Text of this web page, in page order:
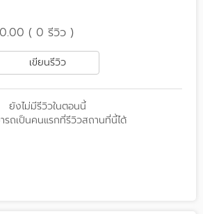
0.00 ( 0 รีวิว )
เขียนรีวิว
ยังไม่มีรีวิวในตอนนี้
ถเป็นคนแรกที่รีวิวสถานที่นี้ได้